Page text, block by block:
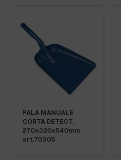
PALA MANUALE
CORTA DETECT.
270x320x540mm
art.70305